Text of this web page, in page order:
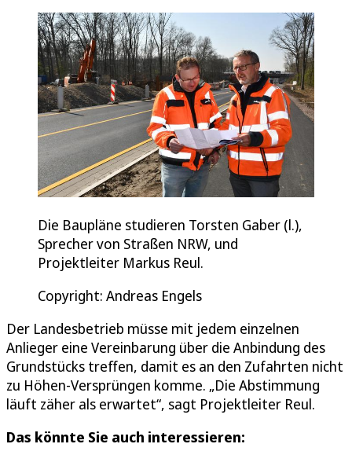
Die Baupläne studieren Torsten Gaber (l.),
Sprecher von Straßen NRW, und
Projektleiter Markus Reul.
Copyright: Andreas Engels
Der Landesbetrieb müsse mit jedem einzelnen
Anlieger eine Vereinbarung über die Anbindung des
Grundstücks treffen, damit es an den Zufahrten nicht
zu Höhen-Versprüngen komme. „Die Abstimmung
läuft zäher als erwartet“, sagt Projektleiter Reul.
Das könnte Sie auch interessieren: